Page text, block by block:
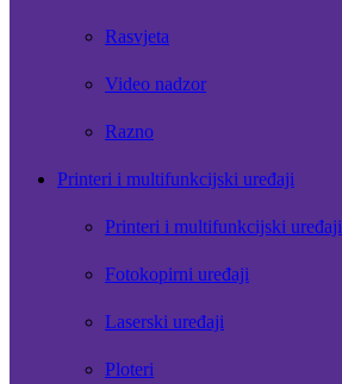
Rasvjeta
Video nadzor
Razno
Printeri i multifunkcijski uređaji
Printeri i multifunkcijski uređaji
Fotokopirni uređaji
Laserski uređaji
Ploteri